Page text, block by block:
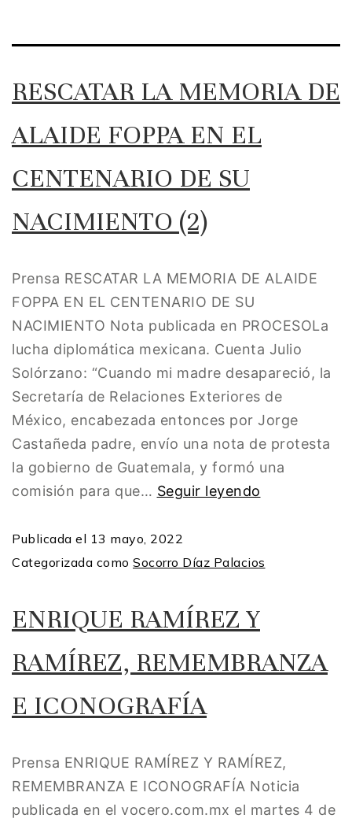
RESCATAR LA MEMORIA DE
ALAIDE FOPPA EN EL
CENTENARIO DE SU
NACIMIENTO (2)
Prensa RESCATAR LA MEMORIA DE ALAIDE
FOPPA EN EL CENTENARIO DE SU
NACIMIENTO Nota publicada en PROCESOLa
lucha diplomática mexicana. Cuenta Julio
Solórzano: “Cuando mi madre desapareció, la
Secretaría de Relaciones Exteriores de
México, encabezada entonces por Jorge
Castañeda padre, envío una nota de protesta
la gobierno de Guatemala, y formó una
comisión para que… Seguir leyendo
Publicada el 13 mayo, 2022
Categorizada como Socorro Díaz Palacios
ENRIQUE RAMÍREZ Y
RAMÍREZ, REMEMBRANZA
E ICONOGRAFÍA
Prensa ENRIQUE RAMÍREZ Y RAMÍREZ,
REMEMBRANZA E ICONOGRAFÍA Noticia
publicada en el vocero.com.mx el martes 4 de